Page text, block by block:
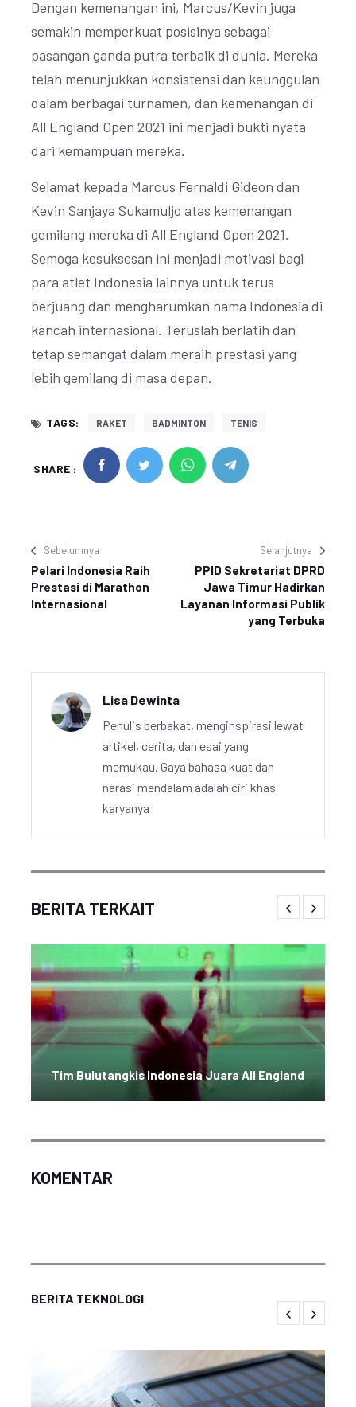
Dengan kemenangan ini, Marcus/Kevin juga
semakin memperkuat posisinya sebagai
pasangan ganda putra terbaik di dunia. Mereka
telah menunjukkan konsistensi dan keunggulan
dalam berbagai turnamen, dan kemenangan di
All England Open 2021 ini menjadi bukti nyata
dari kemampuan mereka.
Selamat kepada Marcus Fernaldi Gideon dan
Kevin Sanjaya Sukamuljo atas kemenangan
gemilang mereka di All England Open 2021.
Semoga kesuksesan ini menjadi motivasi bagi
para atlet Indonesia lainnya untuk terus
berjuang dan mengharumkan nama Indonesia di
kancah internasional. Teruslah berlatih dan
tetap semangat dalam meraih prestasi yang
lebih gemilang di masa depan.
TAGS: RAKET BADMINTON TENIS
SHARE :
Sebelumnya
Pelari Indonesia Raih
Prestasi di Marathon
Internasional
Selanjutnya
PPID Sekretariat DPRD
Jawa Timur Hadirkan
Layanan Informasi Publik
yang Terbuka
Lisa Dewinta
Penulis berbakat, menginspirasi lewat
artikel, cerita, dan esai yang
memukau. Gaya bahasa kuat dan
narasi mendalam adalah ciri khas
karyanya
BERITA TERKAIT
Tim Bulutangkis Indonesia Juara All England
KOMENTAR
BERITA TEKNOLOGI